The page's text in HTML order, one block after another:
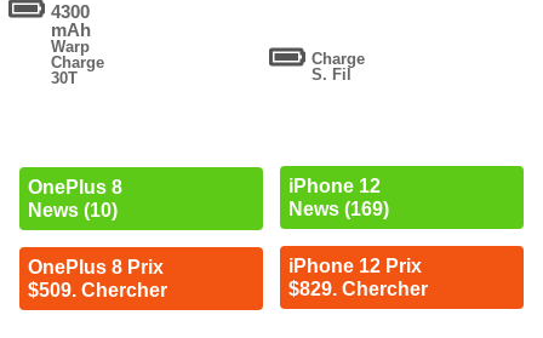
4300
mAh
Warp
Charge
30T
OnePlus 8
News (10)
OnePlus 8 Prix
$509. Chercher
Charge
S. Fil
iPhone 12
News (169)
iPhone 12 Prix
$829. Chercher